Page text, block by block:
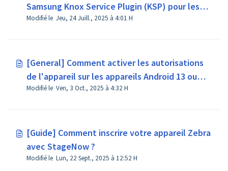
Samsung Knox Service Plugin (KSP) pour les
appareils Samsung ?
Modifié le Jeu, 24 Juill., 2025 à 4:01 H
[General] Comment activer les autorisations
de l'appareil sur les appareils Android 13 ou
versions ultérieures ?Modifié le Ven, 3 Oct., 2025 à 4:32 H
[Guide] Comment inscrire votre appareil Zebra
avec StageNow ?
Modifié le Lun, 22 Sept., 2025 à 12:52 H